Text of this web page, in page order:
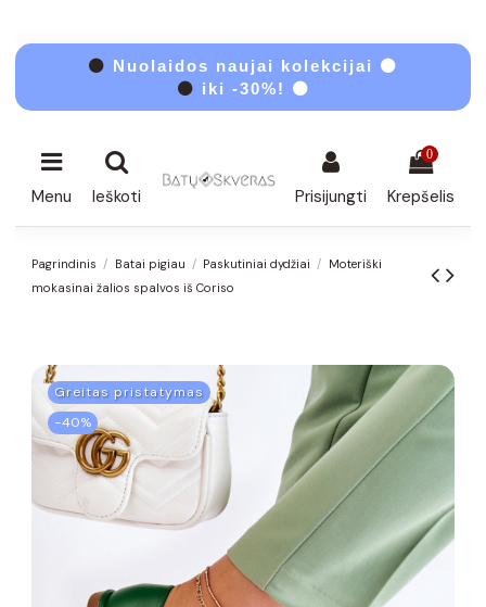
⚫ Nuolaidos naujai kolekcijai ⚫
⚫ iki -30%! ⚫
Menu Ieškoti Prisijungti
0
Krepšelis
Pagrindinis Batai pigiau Paskutiniai dydžiai
Moteriški
mokasinai žalios spalvos iš Coriso
Greitas pristatymas
−40%